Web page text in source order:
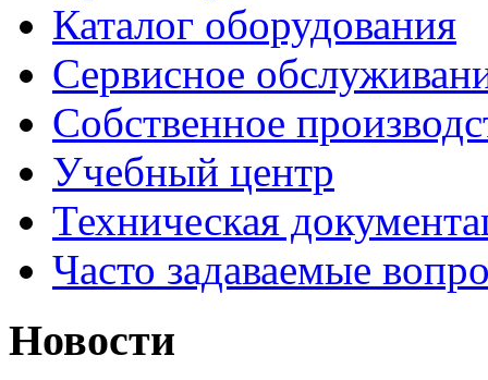
Каталог оборудования
Сервисное
Собственное
Учебный центр
Техническая
Часто задаваемые
Новости